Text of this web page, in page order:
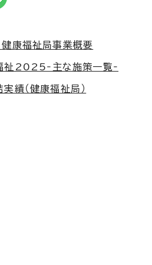
康福祉局事業概要
祉2025‐主な施策一覧‐
績（健康福祉局）